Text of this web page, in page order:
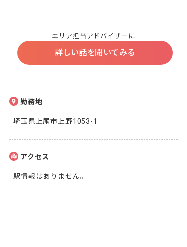
エリア担当アドバイザーに
詳しい話を聞いてみる
勤務地
埼玉県上尾市上野1053-1
アクセス
駅情報はありません。